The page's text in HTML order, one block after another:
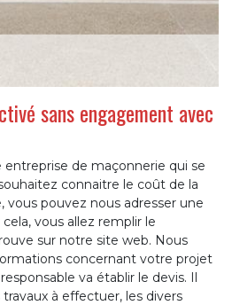
sans engagement avec
entreprise de maçonnerie qui se
connaitre le coût de la
vous pouvez nous adresser une
vous allez remplir le
sur notre site web. Nous
concernant votre projet
va établir le devis. Il
à effectuer, les divers